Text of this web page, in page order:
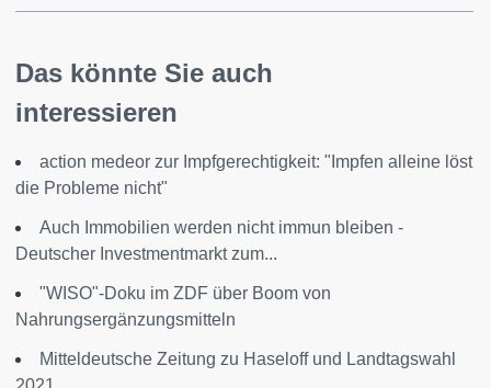
Das könnte Sie auch
interessieren
action medeor zur Impfgerechtigkeit: "Impfen alleine löst
die Probleme nicht"
Auch Immobilien werden nicht immun bleiben -
Deutscher Investmentmarkt zum...
"WISO"-Doku im ZDF über Boom von
Nahrungsergänzungsmitteln
Mitteldeutsche Zeitung zu Haseloff und Landtagswahl